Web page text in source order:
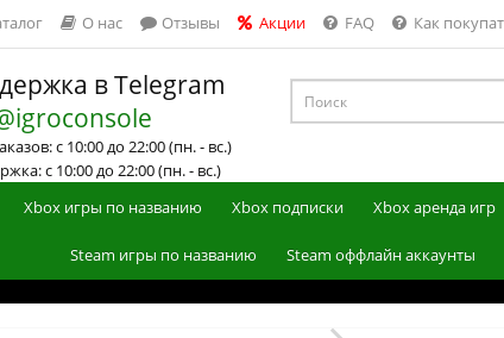
О нас Отзывы Акции FAQ Как
в Telegram
с 10:00 до 22:00 (пн. - вс.)
с 10:00 до 22:00 (пн. - вс.)
Xbox игры по названию Xbox подписки Xbox аренда игр
Steam игры по названию Steam оффлайн аккаунты